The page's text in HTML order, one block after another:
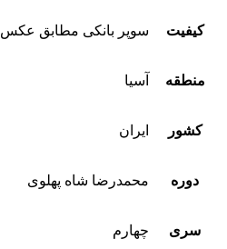
کیفیت سوپر بانکی مطابق عکس
منطقه آسیا
کشور ایران
دوره محمدرضا شاه پهلوی
سری چهارم